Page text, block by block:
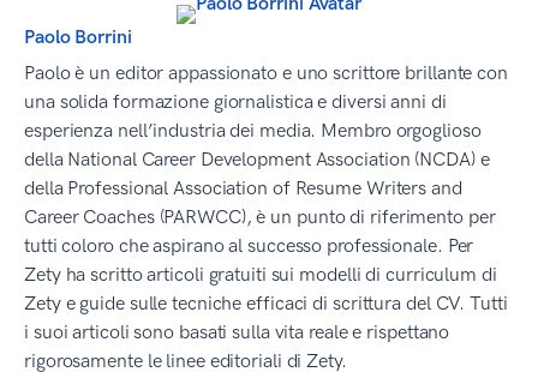
Paolo Borrini
Paolo è un editor appassionato e uno scrittore brillante con
una solida formazione giornalistica e diversi anni di
esperienza nell’industria dei media. Membro orgoglioso
della National Career Development Association (NCDA) e
della Professional Association of Resume Writers and
Career Coaches (PARWCC), è un punto di riferimento per
tutti coloro che aspirano al successo professionale. Per
Zety ha scritto articoli gratuiti sui modelli di curriculum di
Zety e guide sulle tecniche efficaci di scrittura del CV. Tutti
i suoi articoli sono basati sulla vita reale e rispettano
rigorosamente le linee editoriali di Zety.